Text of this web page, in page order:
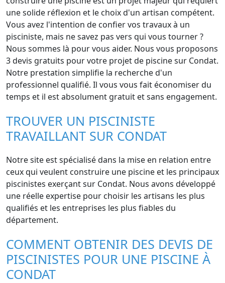
une solide réflexion et le choix d'un artisan compétent.
Vous avez l'intention de confier vos travaux à un
pisciniste, mais ne savez pas vers qui vous tourner ?
Nous sommes là pour vous aider. Nous vous proposons
3 devis gratuits pour votre projet de piscine sur Condat.
Notre prestation simplifie la recherche d'un
professionnel qualifié. Il vous vous fait économiser du
temps et il est absolument gratuit et sans engagement.
TROUVER UN PISCINISTE
TRAVAILLANT SUR CONDAT
Notre site est spécialisé dans la mise en relation entre
ceux qui veulent construire une piscine et les principaux
piscinistes exerçant sur Condat. Nous avons développé
une réelle expertise pour choisir les artisans les plus
qualifiés et les entreprises les plus fiables du
département.
COMMENT OBTENIR DES DEVIS DE
PISCINISTES POUR UNE PISCINE À
CONDAT